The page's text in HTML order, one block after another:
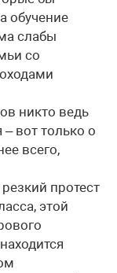
обучение
слабы
со
никто ведь
вот только о
всего,
протест
этой